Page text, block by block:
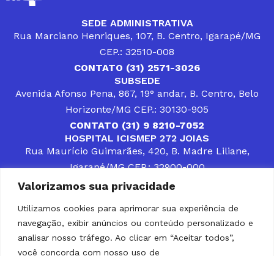
Valorizamos sua privacidade
Utilizamos cookies para aprimorar sua experiência de
navegação, exibir anúncios ou conteúdo personalizado e
analisar nosso tráfego. Ao clicar em “Aceitar todos”,
você concorda com nosso uso de
SEDE ADMINISTRATIVA
Rua Marciano Henriques, 107, B. Centro, Igarapé/MG
CEP.: 32510-008
CONTATO (31) 2571-3026
SUBSEDE
Avenida Afonso Pena, 867, 19° andar, B. Centro, Belo
Horizonte/MG CEP.: 30130-905
CONTATO (31) 9 8210-7052
HOSPITAL ICISMEP 272 JOIAS
Rua Maurício Guimarães, 420, B. Madre Liliane,
Igarapé/MG CEP.: 32900-000
CONTATOS (31) 3512-4400 ou (31) 9 8309-8660
DESENVOLVER SOLUÇÕES, AÇÕES E SERVIÇOS
PÚBLICOS QUE COMPLEMENTEM A ASSISTÊNCIA À
POPULAÇÃO DA REGIÃO EM QUE ATUA, SENDO
PARCEIRO DOS MUNICÍPIOS CONSORCIADOS NA
SOLUÇÃO DE DIFICULDADES ENFRENTADAS POR
GESTORES MUNICIPAIS, É O COMPROMISSO DO